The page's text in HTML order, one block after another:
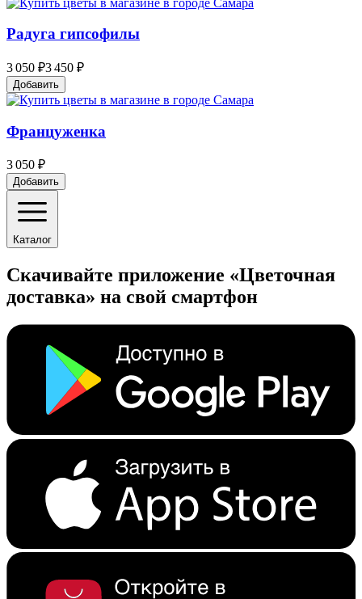
Радуга гипсофилы
3 050 ₽3 450 ₽
Добавить
Француженка
3 050 ₽
Добавить
Каталог
Скачивайте приложение «Цветочная
доставка» на свой смартфон